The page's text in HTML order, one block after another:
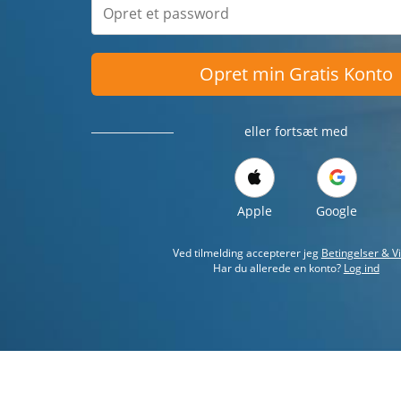
Opret min Gratis Konto
eller fortsæt med
Apple Google
Ved tilmelding accepterer jeg Betingelser &
Har du allerede en konto? Log ind